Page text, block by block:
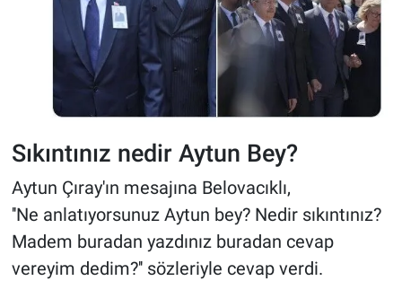
Sıkıntınız nedir Aytun Bey?
Aytun Çıray'ın mesajına Belovacıklı,
''Ne anlatıyorsunuz Aytun bey? Nedir sıkıntınız?
Madem buradan yazdınız buradan cevap
vereyim dedim?'' sözleriyle cevap verdi.